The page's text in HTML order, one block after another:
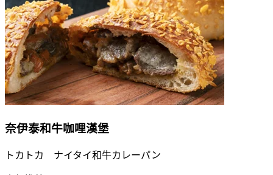
奈伊泰和牛咖哩漢堡
トカトカ ナイタイ和牛カレーパン